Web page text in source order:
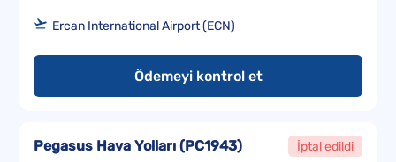
Ercan International Airport (ECN)
Ödemeyi kontrol et
Pegasus Hava Yolları (PC1943) İptal edildi